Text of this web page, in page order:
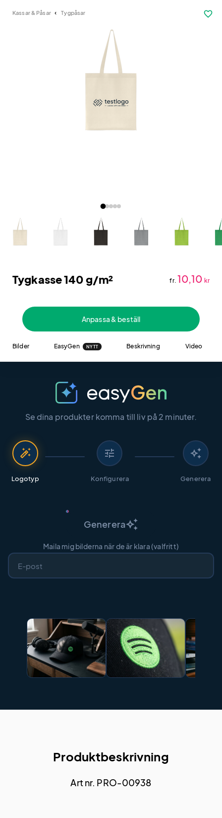
Kassar & Påsar Tygpåsar favorite_border
Tygkasse 140 g/m² fr. 10,10 kr
Anpassa & beställ
Bilder EasyGen NYTT Beskrivning Video
Se dina produkter komma till liv på 2 minuter.
auto_fix_high
Logotyp
tune
Konfigurera
auto_awesome
Generera
Genereraauto_awesome
Maila mig bilderna när de är klara (valfritt)
Produktbeskrivning
Art nr. PRO-00938